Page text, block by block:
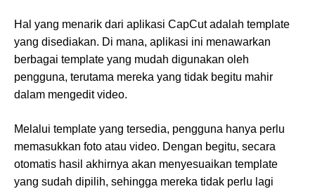
Hal yang menarik dari aplikasi CapCut adalah template
yang disediakan. Di mana, aplikasi ini menawarkan
berbagai template yang mudah digunakan oleh
pengguna, terutama mereka yang tidak begitu mahir
dalam mengedit video.
Melalui template yang tersedia, pengguna hanya perlu
memasukkan foto atau video. Dengan begitu, secara
otomatis hasil akhirnya akan menyesuaikan template
yang sudah dipilih, sehingga mereka tidak perlu lagi